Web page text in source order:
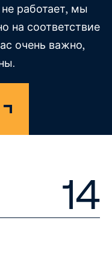
работает, мы
на соответствие
очень важно,
14